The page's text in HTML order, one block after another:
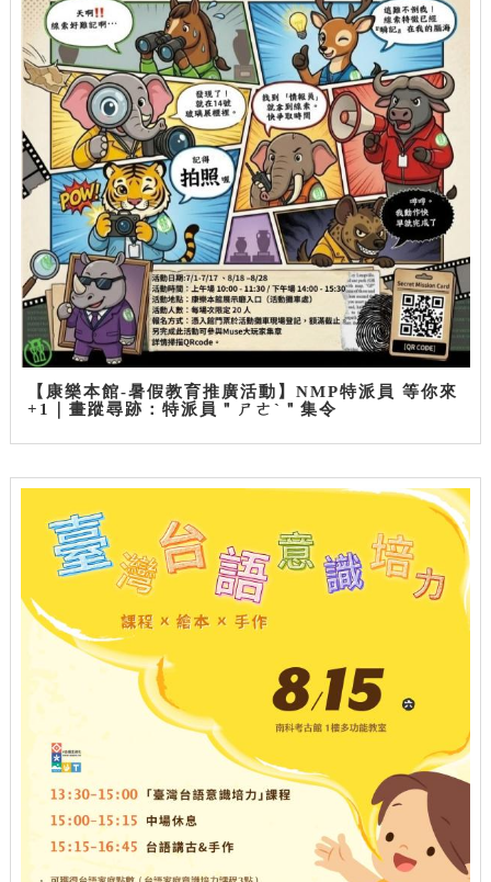
【康樂本館-暑假教育推廣活動】NMP特派員 等你來
+1｜畫蹤尋跡：特派員＂ㄕㄜˋ＂集令